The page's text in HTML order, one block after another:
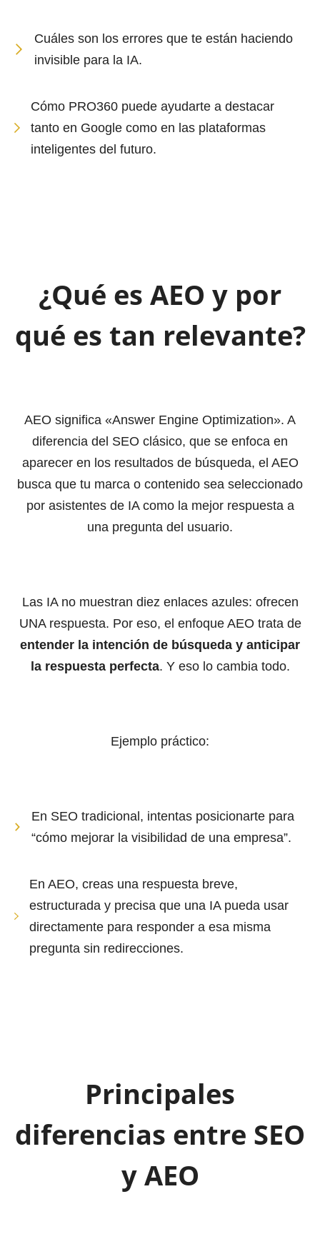
Cuáles son los errores que te están haciendo
invisible para la IA.
Cómo PRO360 puede ayudarte a destacar
tanto en Google como en las plataformas
inteligentes del futuro.
¿Qué es AEO y por
qué es tan relevante?
AEO significa «Answer Engine Optimization». A
diferencia del SEO clásico, que se enfoca en
aparecer en los resultados de búsqueda, el AEO
busca que tu marca o contenido sea seleccionado
por asistentes de IA como la mejor respuesta a
una pregunta del usuario.
Las IA no muestran diez enlaces azules: ofrecen
UNA respuesta. Por eso, el enfoque AEO trata de
entender la intención de búsqueda y anticipar
la respuesta perfecta. Y eso lo cambia todo.
Ejemplo práctico:
En SEO tradicional, intentas posicionarte para
“cómo mejorar la visibilidad de una empresa”.
En AEO, creas una respuesta breve,
estructurada y precisa que una IA pueda usar
directamente para responder a esa misma
pregunta sin redirecciones.
Principales
diferencias entre SEO
y AEO